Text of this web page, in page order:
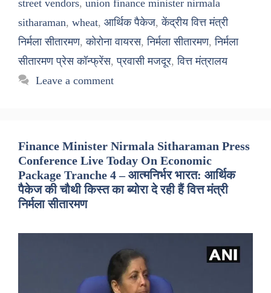
street vendors, union finance minister nirmala
sitharaman, wheat, आर्थिक पैकेज,केंद्रीय वित्त मंत्री
निर्मला सीतारमण,कोरोना वायरस,निर्मला सीतारमण,निर्मला
सीतारमण प्रेस कॉन्फ्रेंस,प्रवासी मजदूर,वित्त मंत्रालय
Leave a comment
Finance Minister Nirmala Sitharaman Press
Conference Live Today On Economic
Package Tranche 4 – आत्मनिर्भर भारत: आर्थिक
पैकेज की चौथी किस्त का ब्योरा दे रही हैं वित्त मंत्री
निर्मला सीतारमण